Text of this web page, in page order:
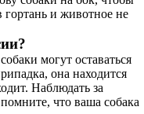
и животное не
могут оставаться
она находится
Наблюдать за
что ваша собака